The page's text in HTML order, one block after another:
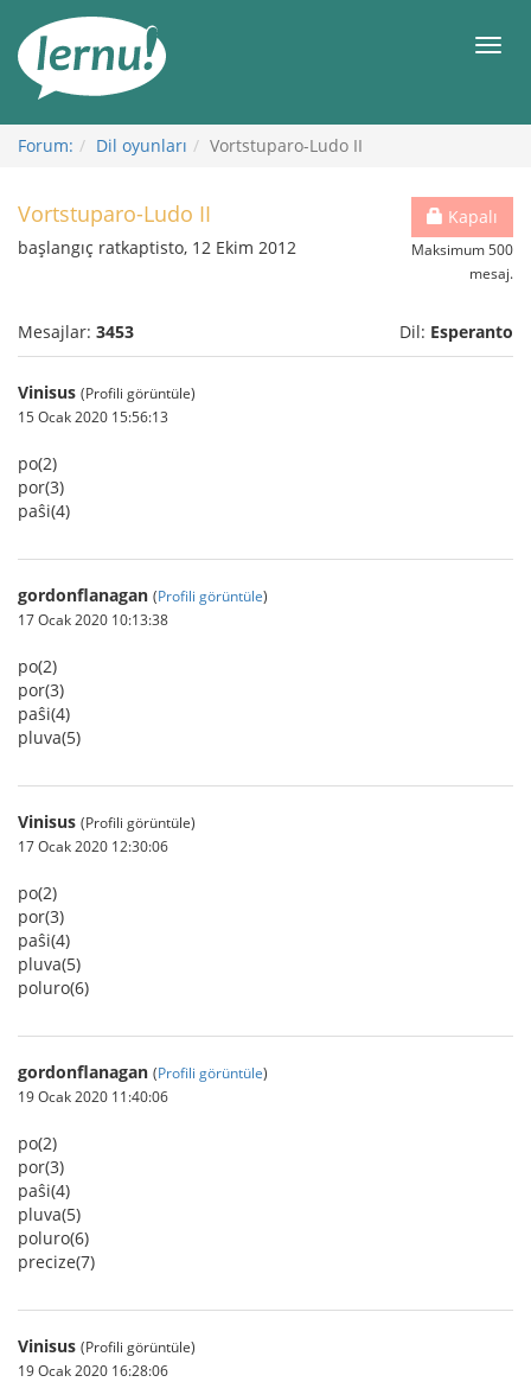
Görüntüleme
Forum: Dil oyunları Vortstuparo-Ludo II
Kapalı
Maksimum 500
mesaj.
Vortstuparo-Ludo II
başlangıç ratkaptisto, 12 Ekim 2012
Mesajlar: 3453 Dil: Esperanto
Vinisus (Profili görüntüle)
15 Ocak 2020 15:56:13
po(2)
por(3)
paŝi(4)
gordonflanagan (Profili görüntüle)
17 Ocak 2020 10:13:38
po(2)
por(3)
paŝi(4)
pluva(5)
Vinisus (Profili görüntüle)
17 Ocak 2020 12:30:06
po(2)
por(3)
paŝi(4)
pluva(5)
poluro(6)
gordonflanagan (Profili görüntüle)
19 Ocak 2020 11:40:06
po(2)
por(3)
paŝi(4)
pluva(5)
poluro(6)
precize(7)
Vinisus (Profili görüntüle)
19 Ocak 2020 16:28:06